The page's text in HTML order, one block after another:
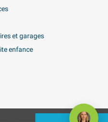
et garages
enfance